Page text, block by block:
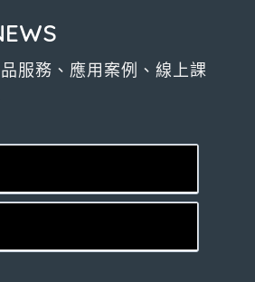
服務、應用案例、線上課